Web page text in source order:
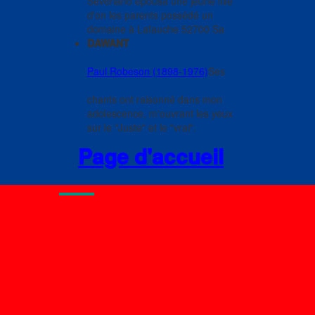
d'on les parents possédé un
domaine à Lafauche 52700 Sa
DAWANT
Paul Robeson (1898-1976)Ses
chants ont raisonné dans mon
adolescence, m'ouvrant les yeux
sur le "Juste" et le "vrai".
Page d'accueil